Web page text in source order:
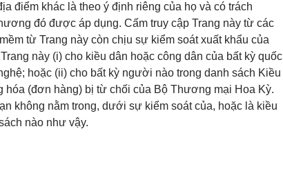
điểm khác là theo ý định riêng của họ và có trách
đó được áp dụng. Cấm truy cập Trang này từ các
từ Trang này còn chịu sự kiểm soát xuất khẩu của
này (i) cho kiều dân hoặc công dân của bất kỳ quốc
hoặc (ii) cho bất kỳ người nào trong danh sách Kiều
hóa (đơn hàng) bị từ chối của Bộ Thương mại Hoa Kỳ.
không nằm trong, dưới sự kiểm soát của, hoặc là kiều
nào như vậy.